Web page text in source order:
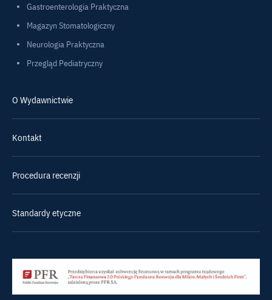
Gastroenterologia Praktyczna
Magazyn Stomatologiczny
Neurologia Praktyczna
Przegląd Pediatryczny
O Wydawnictwie
Kontakt
Procedura recenzji
Standardy etyczne